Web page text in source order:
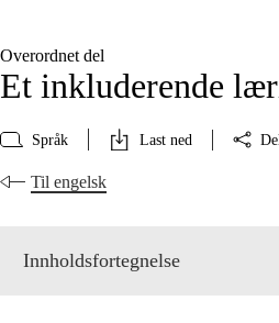
Overordnet del
Et inkluderende
Språk Last ned Del
Til engelsk
Innholdsfortegnelse